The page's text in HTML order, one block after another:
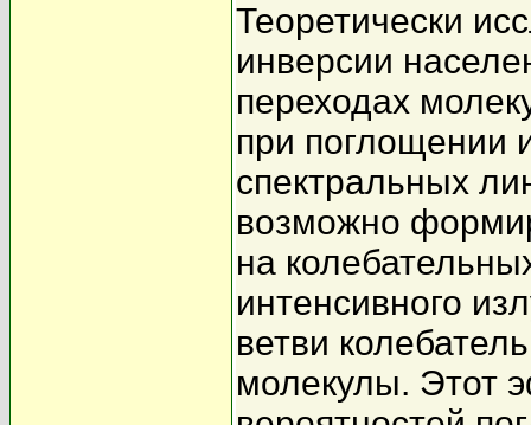
Теоретически
инверсии
переходах
при поглощении
спектральных
возможно
на
интенсивного
ветви
молекулы. Этот